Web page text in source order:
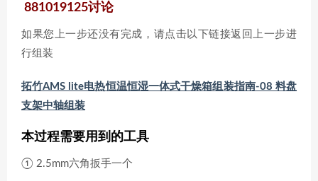
881019125讨论
如果您上一步还没有完成，请点击以下链接返回上一步进
行组装
拓竹AMS lite电热恒温恒湿一体式干燥箱组装指南-08 料盘
支架中轴组装
本过程需要用到的工具
① 2.5mm六角扳手一个